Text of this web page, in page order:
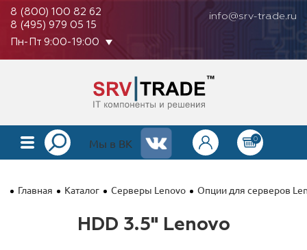
8 (800) 100 82 62
8 (495) 979 05 15
info@srv-trade.ru
Пн-Пт 9:00-19:00
КАТАЛОГ
ОПЛАТА
ГАРАНТИЯ
Мы в ВК 0
Главная Каталог Серверы Lenovo Опции для серверов
HDD 3.5" Lenovo